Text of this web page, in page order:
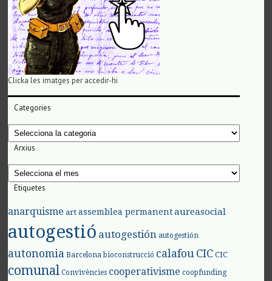
Clicka les imatges per accedir-hi
Categories
Categories
Arxius
Arxius
Etiquetes
anarquisme art assemblea permanent aureasocial
autogestió autogestión autogestión
autonomia Barcelona bioconstrucció calafouCIC CIC
comunal Convivències cooperativisme coopfunding